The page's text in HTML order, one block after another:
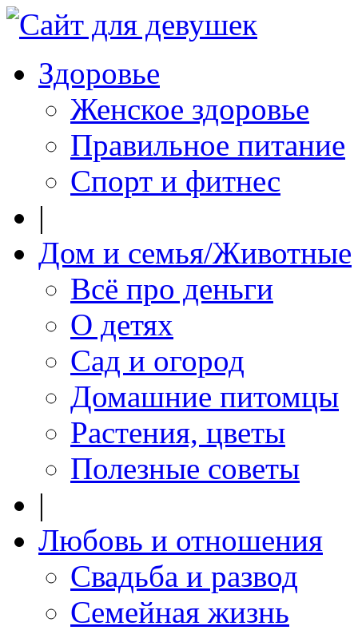
Здоровье
Женское здоровье
Правильное питание
Спорт и фитнес
|
Дом и семья/Животные
Всё про деньги
О детях
Сад и огород
Домашние питомцы
Растения, цветы
Полезные советы
|
Любовь и отношения
Свадьба и развод
Семейная жизнь